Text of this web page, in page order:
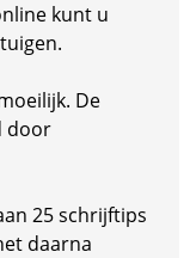
kunt u
De
door
25 schrijftips
daarna